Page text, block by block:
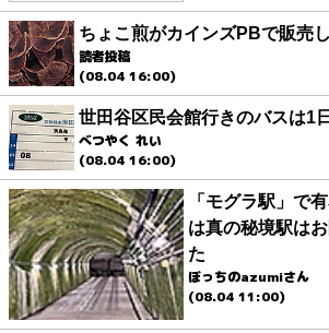
ちょこ煎がカインズPBで販売
読者投稿
(08.04 16:00)
世田谷区民会館行きのバスは1
べつやく れい
(08.04 16:00)
「モグラ駅」で
は真の秘境駅は
た
ぼっちのazumiさん
(08.04 11:00)